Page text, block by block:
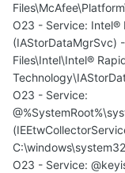
O23 - Service: Intel®
(IAStorDataMgrSvc)
Files\Intel\Intel®
O23 - Service:
O23 - Service: